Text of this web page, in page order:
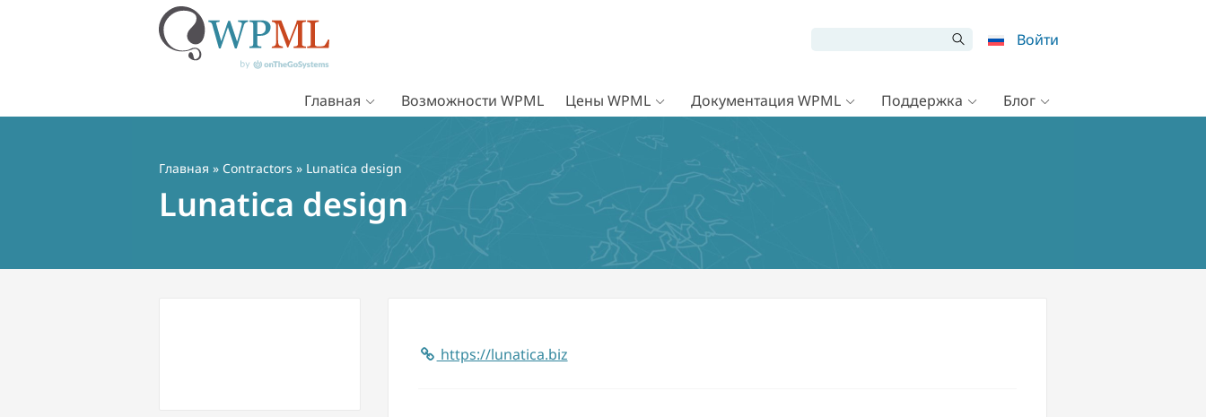
Войти
Главная Возможности WPML Цены WPML Документация WPML Поддержка Блог
Главная » Contractors » Lunatica design
Lunatica design
https://lunatica.biz